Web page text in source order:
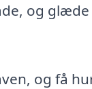
og
og få